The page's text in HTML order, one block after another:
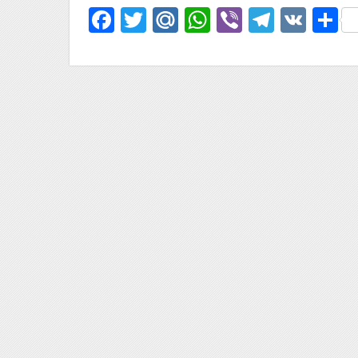
Facebook
TwitterMail.Ru
WhatsApp
Viber VK